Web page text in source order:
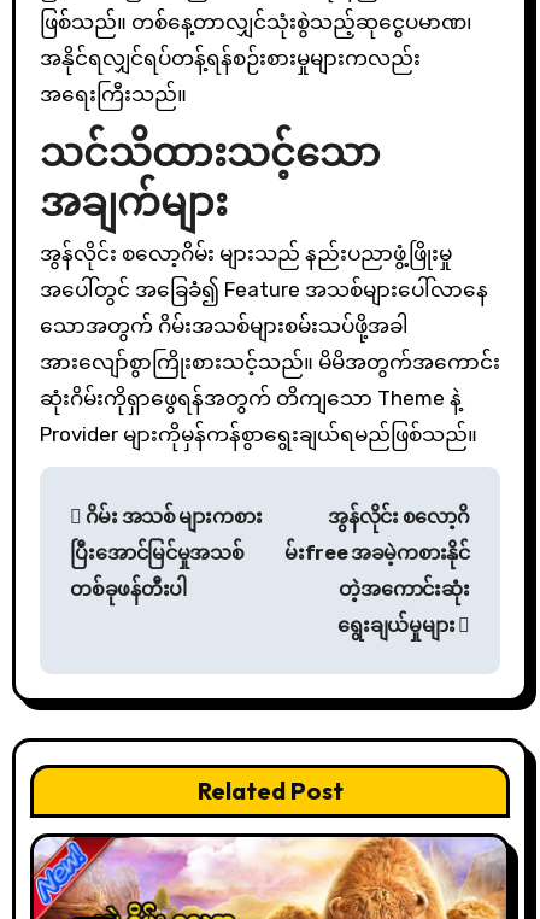
ဖြစ်သည်။ တစ်နေ့တာလျှင်သုံးစွဲသည့်ဆုငွေပမာဏ၊
အနိုင်ရလျှင်ရပ်တန့်ရန်စဉ်းစားမှုများကလည်း
အရေးကြီးသည်။
သင်သိထားသင့်သော
အချက်များ
အွန်လိုင်း စလော့ဂိမ်း များသည် နည်းပညာဖွံ့ဖြိုးမှု
အပေါ်တွင် အခြေခံ၍ Feature အသစ်များပေါ်လာနေ
သောအတွက် ဂိမ်းအသစ်များစမ်းသပ်ဖို့အခါ
အားလျော်စွာကြိုးစားသင့်သည်။ မိမိအတွက်အကောင်း
ဆုံးဂိမ်းကိုရှာဖွေရန်အတွက် တိကျသော Theme နဲ့
Provider များကိုမှန်ကန်စွာရွေးချယ်ရမည်ဖြစ်သည်။
ဂိမ်း အသစ် များကစား
ပြီးအောင်မြင်မှုအသစ်
တစ်ခုဖန်တီးပါ
အွန်လိုင်း စလော့ဂိ
မ်းfree အခမဲ့ကစားနိုင်
တဲ့အကောင်းဆုံး
ရွေးချယ်မှုများ
Related Post